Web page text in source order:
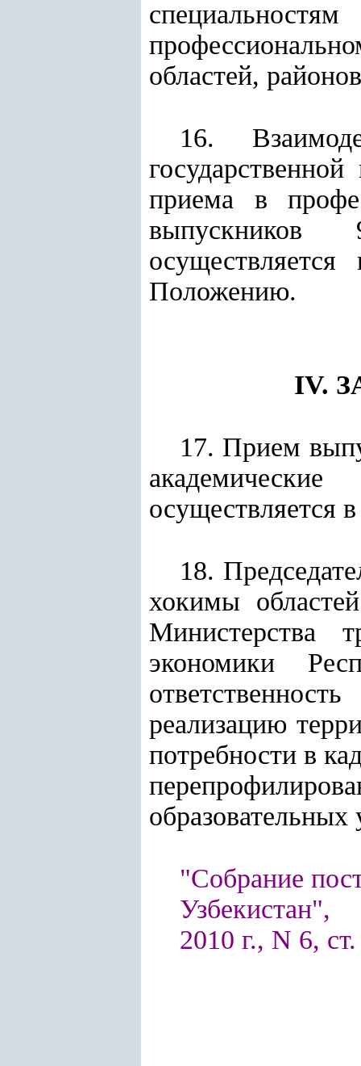
областей,
16.
приема в
выпускников
Положению.
IV.
17. Прием
осуществляется
18.
хокимы
Министерства
экономики
реализацию
потребности в
"Собрание
Узбекистан",
2010 г., N 6,